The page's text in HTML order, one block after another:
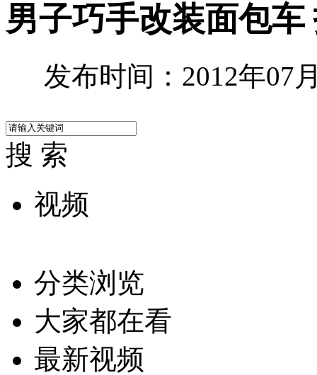
男子巧手改装面包
发布时间：2012年07
搜 索
视频
分类浏览
大家都在看
最新视频